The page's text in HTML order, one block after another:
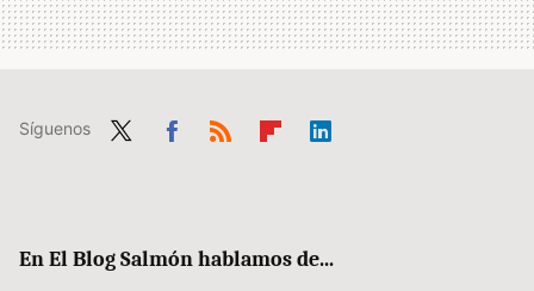
Síguenos
En El Blog Salmón hablamos de...